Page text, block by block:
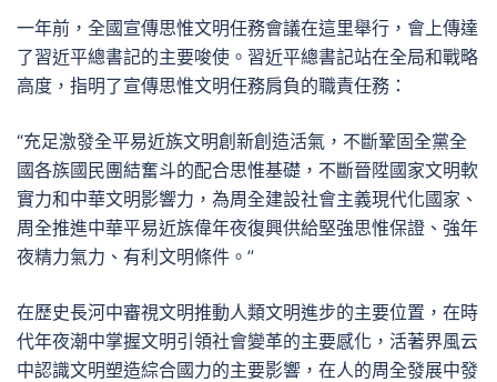
一年前，全國宣傳思惟文明任務會議在這里舉行，會上傳達
了習近平總書記的主要唆使。習近平總書記站在全局和戰略
高度，指明了宣傳思惟文明任務肩負的職責任務：
“充足激發全平易近族文明創新創造活氣，不斷鞏固全黨全
國各族國民團結奮斗的配合思惟基礎，不斷晉陞國家文明軟
實力和中華文明影響力，為周全建設社會主義現代化國家、
周全推進中華平易近族偉年夜復興供給堅強思惟保證、強年
夜精力氣力、有利文明條件。”
在歷史長河中審視文明推動人類文明進步的主要位置，在時
代年夜潮中掌握文明引領社會變革的主要感化，活著界風云
中認識文明塑造綜合國力的主要影響，在人的周全發展中發